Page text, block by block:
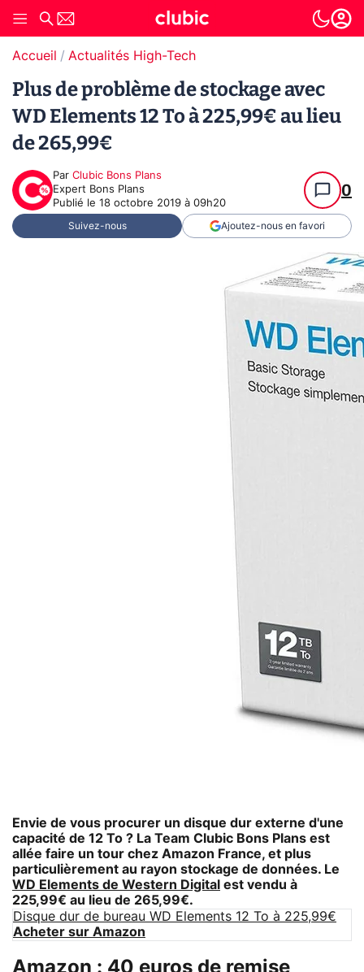
Accueil Actualités High-Tech
Plus de problème de stockage avec
WD Elements 12 To à 225,99€ au lieu
de 265,99€
Par Clubic Bons Plans
Expert Bons Plans
Publié le 18 octobre 2019 à 09h20
0
Suivez-nous Ajoutez-nous en favori
Envie de vous procurer un disque dur externe d'une
capacité de 12 To ? La Team Clubic Bons Plans est
allée faire un tour chez Amazon France, et plus
particulièrement au rayon stockage de données. Le
WD Elements de Western Digital est vendu à
225,99€ au lieu de 265,99€.
Disque dur de bureau WD Elements 12 To à 225,99€
Acheter sur Amazon
Amazon : 40 euros de remise